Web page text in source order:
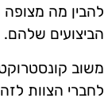
להבין מה
הביצועים שלהם.
משוב
לחברי הצוות